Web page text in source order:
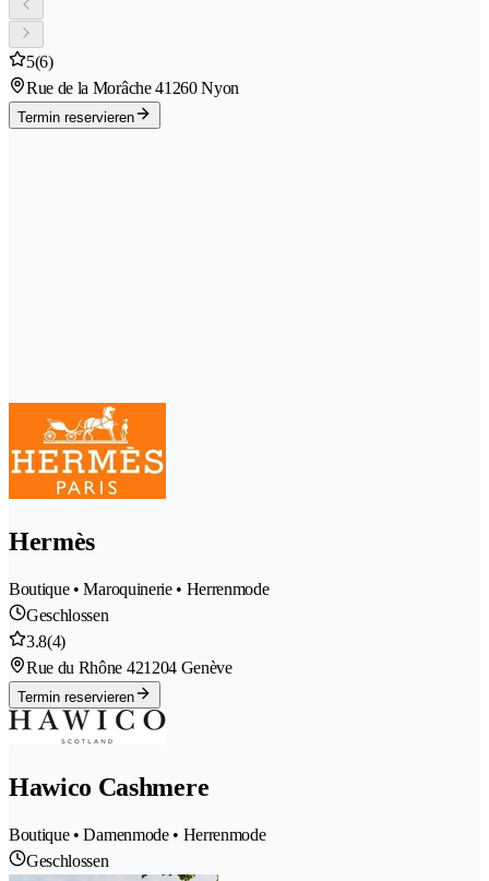
5(6)
Rue de la Morâche 41260 Nyon
Termin reservieren
Hermès
Boutique • Maroquinerie • Herrenmode
Geschlossen
3.8(4)
Rue du Rhône 421204 Genève
Termin reservieren
Hawico Cashmere
Boutique • Damenmode • Herrenmode
Geschlossen